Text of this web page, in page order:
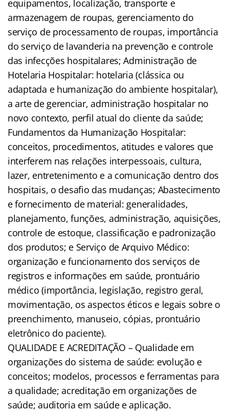
equipamentos, localização, transporte e
armazenagem de roupas, gerenciamento do
serviço de processamento de roupas, importância
do serviço de lavanderia na prevenção e controle
das infecções hospitalares; Administração de
Hotelaria Hospitalar: hotelaria (clássica ou
adaptada e humanização do ambiente hospitalar),
a arte de gerenciar, administração hospitalar no
novo contexto, perfil atual do cliente da saúde;
Fundamentos da Humanização Hospitalar:
conceitos, procedimentos, atitudes e valores que
interferem nas relações interpessoais, cultura,
lazer, entretenimento e a comunicação dentro dos
hospitais, o desafio das mudanças; Abastecimento
e fornecimento de material: generalidades,
planejamento, funções, administração, aquisições,
controle de estoque, classificação e padronização
dos produtos; e Serviço de Arquivo Médico:
organização e funcionamento dos serviços de
registros e informações em saúde, prontuário
médico (importância, legislação, registro geral,
movimentação, os aspectos éticos e legais sobre o
preenchimento, manuseio, cópias, prontuário
eletrônico do paciente).
QUALIDADE E ACREDITAÇÃO – Qualidade em
organizações do sistema de saúde: evolução e
conceitos; modelos, processos e ferramentas para
a qualidade; acreditação em organizações de
saúde; auditoria em saúde e aplicação.